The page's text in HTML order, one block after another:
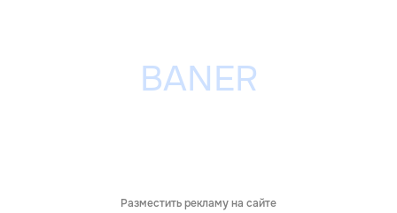
Разместить рекламу на сайте